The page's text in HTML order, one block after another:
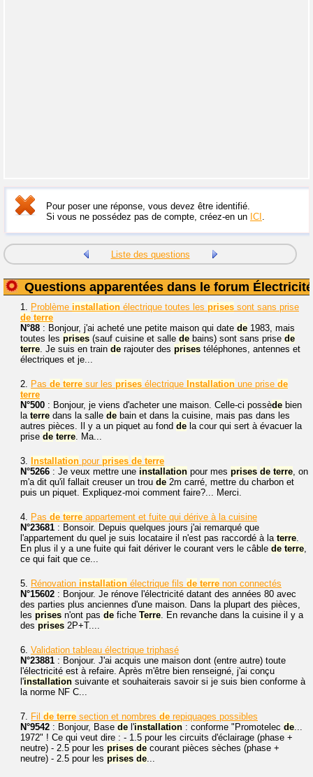
Pour poser une réponse, vous devez être identifié.
Si vous ne possédez pas de compte, créez-en un ICI .
Liste des questions
Questions apparentées dans le forum Électricité
1. Problème installation électrique toutes les prises sont sans prise
de terre
N°88 : Bonjour, j'ai acheté une petite maison qui date de 1983, mais
toutes les prises (sauf cuisine et salle de bains) sont sans prise de
terre. Je suis en train de rajouter des prises téléphones, antennes et
électriques et je...
2. Pas de terre sur les prises électrique Installation une prise de
terre
N°500 : Bonjour, je viens d'acheter une maison. Celle-ci possède bien
la terre dans la salle de bain et dans la cuisine, mais pas dans les
autres pièces. Il y a un piquet au fond de la cour qui sert à évacuer la
prise de terre. Ma...
3. Installation pour prises de terre
N°5266 : Je veux mettre une installation pour mes prises de terre, on
m'a dit qu'il fallait creuser un trou de 2m carré, mettre du charbon et
puis un piquet. Expliquez-moi comment faire?... Merci.
4. Pas de terre appartement et fuite qui dérive à la cuisine
N°23681 : Bonsoir. Depuis quelques jours j'ai remarqué que
l'appartement du quel je suis locataire il n'est pas raccordé à la terre.
En plus il y a une fuite qui fait dériver le courant vers le câble de terre,
ce qui fait que ce...
5. Rénovation installation électrique fils de terre non connectés
N°15602 : Bonjour. Je rénove l'électricité datant des années 80 avec
des parties plus anciennes d'une maison. Dans la plupart des pièces,
les prises n'ont pas de fiche Terre. En revanche dans la cuisine il y a
des prises 2P+T....
6. Validation tableau électrique triphasé
N°23881 : Bonjour. J'ai acquis une maison dont (entre autre) toute
l'électricité est à refaire. Après m'être bien renseigné, j'ai conçu
l'installation suivante et souhaiterais savoir si je suis bien conforme à
la norme NF C...
7. Fil de terre section et nombres de repiquages possibles
N°9542 : Bonjour, Base de l'installation : conforme "Promotelec de...
1972" ! Ce qui veut dire : - 1.5 pour les circuits d'éclairage (phase +
neutre) - 2.5 pour les prises de courant pièces sèches (phase +
neutre) - 2.5 pour les prises de...